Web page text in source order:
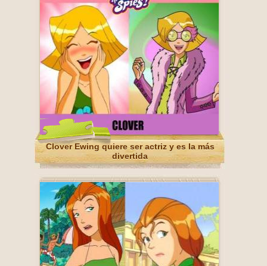
Clover Ewing quiere ser actriz y es la más
divertida